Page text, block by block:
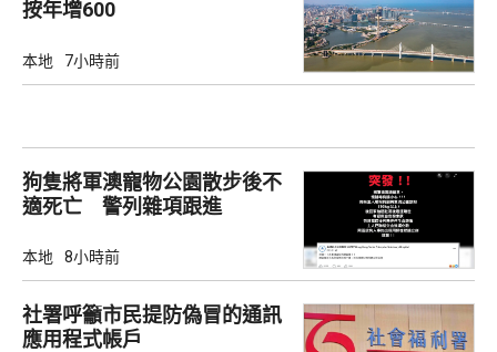
按年增600
本地 7小時前
狗隻將軍澳寵物公園散步後不
適死亡 警列雜項跟進
本地 8小時前
社署呼籲市民提防偽冒的通訊
應用程式帳戶